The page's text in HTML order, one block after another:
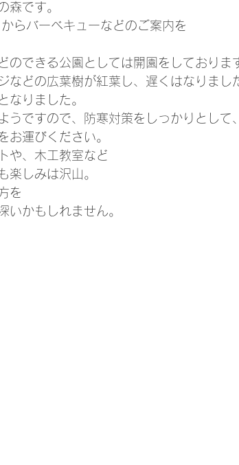
森です。
らバーベキューなどのご案内を
のできる公園としては開園をしておりま
などの広葉樹が紅葉し、遅くはなりまし
なりました。
うですので、防寒対策をしっかりとして、
お運びください。
や、木工教室など
楽しみは沢山。
を
いかもしれません。